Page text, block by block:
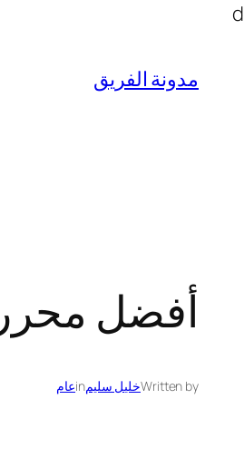
dتخطى
مدونة الفريق
أفضل
Written byخليل سليمinعام